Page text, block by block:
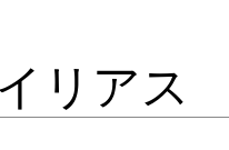
リアス